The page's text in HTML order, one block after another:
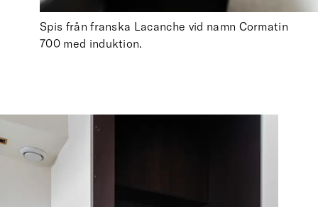
Spis från franska Lacanche vid namn Cormatin
700 med induktion.